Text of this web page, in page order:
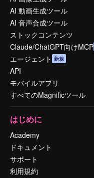
AI 動画生成ツール
AI 音声合成ツール
ストックコンテンツ
Claude/ChatGPT向けMCP
エージェント 新規
API
モバイルアプリ
すべてのMagnificツール
はじめに
Academy
ドキュメント
サポート
利用規約